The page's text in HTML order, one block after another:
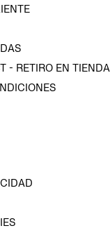
- RETIRO EN TIENDA